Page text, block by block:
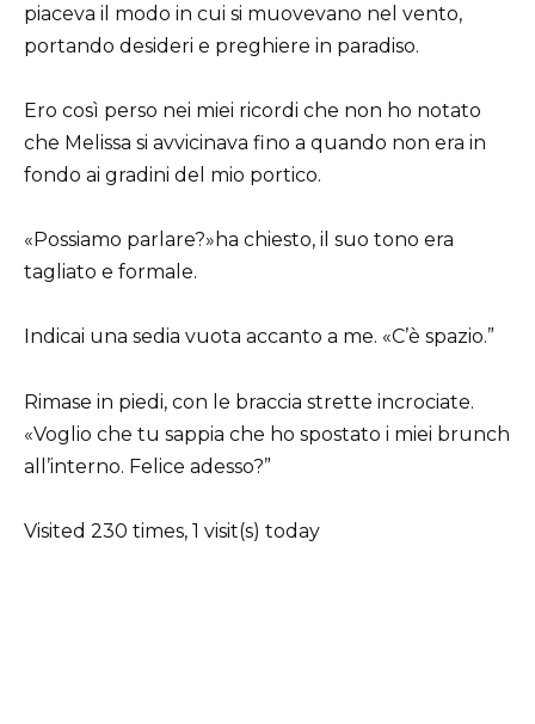
piaceva il modo in cui si muovevano nel vento,
portando desideri e preghiere in paradiso.
Ero così perso nei miei ricordi che non ho notato
che Melissa si avvicinava fino a quando non era in
fondo ai gradini del mio portico.
«Possiamo parlare?»ha chiesto, il suo tono era
tagliato e formale.
Indicai una sedia vuota accanto a me. «C’è spazio.”
Rimase in piedi, con le braccia strette incrociate.
«Voglio che tu sappia che ho spostato i miei brunch
all’interno. Felice adesso?”
Visited 230 times, 1 visit(s) today